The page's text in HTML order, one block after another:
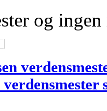
og ingen